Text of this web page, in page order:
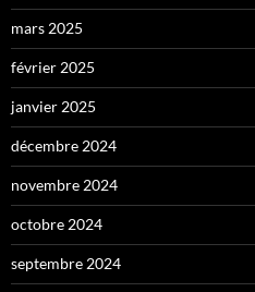
mars 2025
février 2025
janvier 2025
décembre 2024
novembre 2024
octobre 2024
septembre 2024